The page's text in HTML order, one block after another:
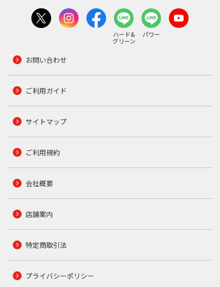
ハード&
グリーン
パワー
お問い合わせ
ご利用ガイド
サイトマップ
ご利用規約
会社概要
店舗案内
特定商取引法
プライバシーポリシー